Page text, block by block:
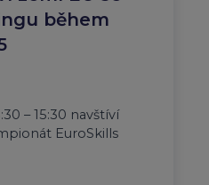
během
– 15:30 navštíví
EuroSkills